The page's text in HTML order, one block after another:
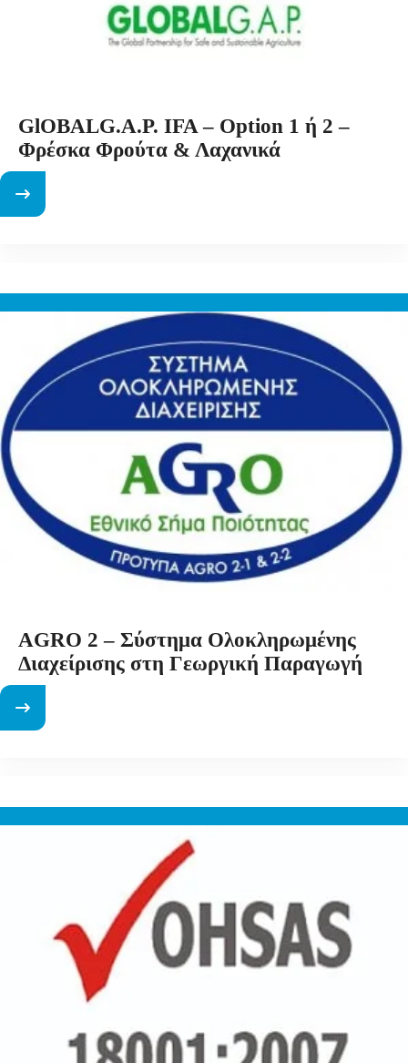
GlOBALG.A.P. IFA – Option 1 ή 2 –
Φρέσκα Φρούτα & Λαχανικά
AGRO 2 – Σύστημα Ολοκληρωμένης
Διαχείρισης στη Γεωργική Παραγωγή